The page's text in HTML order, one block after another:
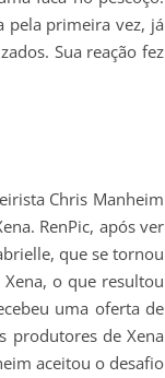
pela primeira vez, já
Sua reação fez
Chris Manheim
RenPic, após ver
que se tornou
o que resultou
uma oferta de
produtores de Xena
aceitou o desafio